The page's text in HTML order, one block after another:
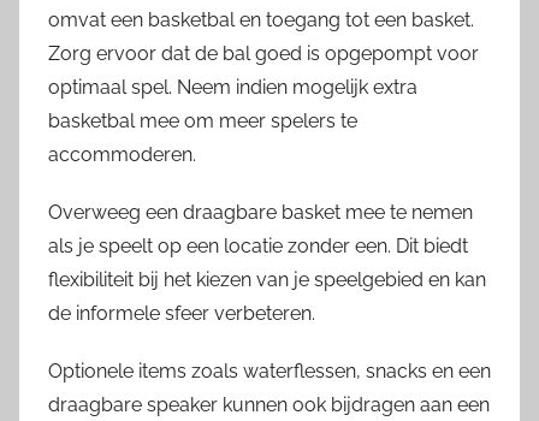
omvat een basketbal en toegang tot een basket.
Zorg ervoor dat de bal goed is opgepompt voor
optimaal spel. Neem indien mogelijk extra
basketbal mee om meer spelers te
accommoderen.
Overweeg een draagbare basket mee te nemen
als je speelt op een locatie zonder een. Dit biedt
flexibiliteit bij het kiezen van je speelgebied en kan
de informele sfeer verbeteren.
Optionele items zoals waterflessen, snacks en een
draagbare speaker kunnen ook bijdragen aan een